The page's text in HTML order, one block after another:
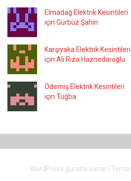
Elmadağ Elektrik Kesintileri
için Gürbüz Şahin
Karşıyaka Elektrik Kesintileri
için Ali Rıza Haznedaroğlu
Ödemiş Elektrik Kesintileri
için Tuğba
WordPress gururla sunar Tema: